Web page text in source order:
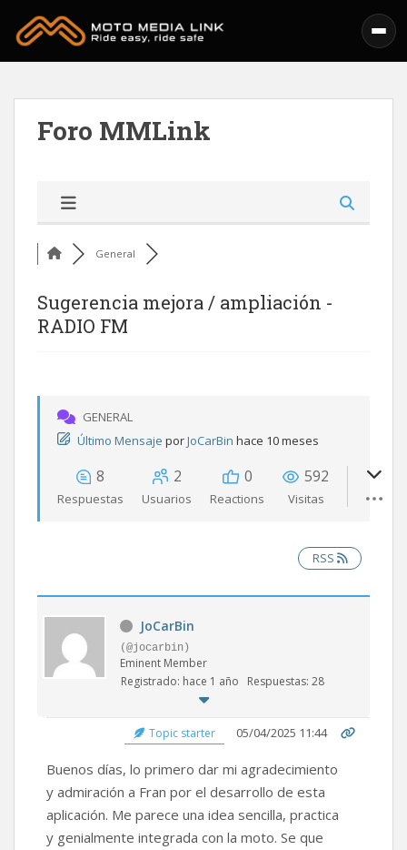
Foro MMLink
General
Sugerencia mejora / ampliación -
RADIO FM
GENERAL
Último Mensaje porJoCarBin hace 10 meses
8
Respuestas
2
Usuarios
0
Reactions
592
Visitas
RSS
JoCarBin
(@jocarbin)
Eminent Member
Registrado: hace 1 año
Respuestas: 28
Topic starter 05/04/2025 11:44
Buenos días, lo primero dar mi agradecimiento
y admiración a Fran por el desarrollo de esta
aplicación. Me parece una idea sencilla, practica
y genialmente integrada con la moto. Se que